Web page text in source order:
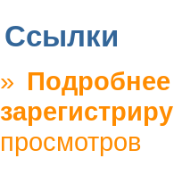
Ссылки
» Подробнее
просмотров